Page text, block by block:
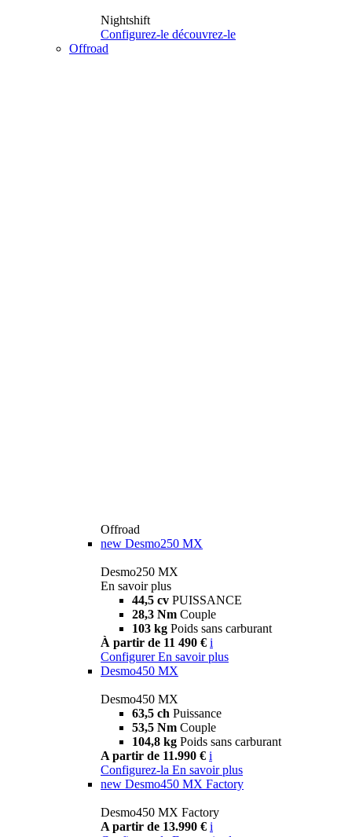
Nightshift
Configurez-le découvrez-le
Offroad
Offroad
new Desmo250 MX
Desmo250 MX
En savoir plus
44,5 cv PUISSANCE
28,3 Nm Couple
103 kg Poids sans carburant
À partir de 11 490 € i
Configurer En savoir plus
Desmo450 MX
Desmo450 MX
63,5 ch Puissance
53,5 Nm Couple
104,8 kg Poids sans carburant
A partir de 11.990 € i
Configurez-la En savoir plus
new Desmo450 MX Factory
Desmo450 MX Factory
A partir de 13.990 € i